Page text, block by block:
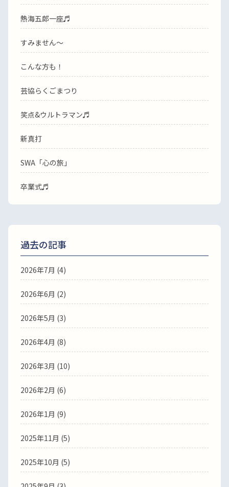
熱海五郎一座♬
すみません〜
こんな方も！
芸協らくごまつり
笑点&ウルトラマン♬
新真打
SWA「心の旅」
卒業式♬
過去の記事
2026年7月 (4)
2026年6月 (2)
2026年5月 (3)
2026年4月 (8)
2026年3月 (10)
2026年2月 (6)
2026年1月 (9)
2025年11月 (5)
2025年10月 (5)